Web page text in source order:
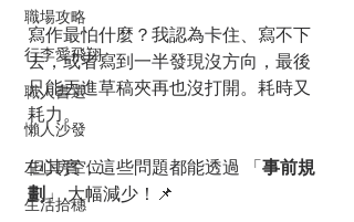
職場攻略
行李愛飛翔
職人書選
懶人沙發
左心房空位
生活拾穗
寫作最怕什麼？我認為卡住、寫不下
去，或者寫到一半發現沒方向，最後
只能丟進草稿夾再也沒打開。耗時又
耗力。
但其實，這些問題都能透過 「 事前規
劃」 大幅減少！📌